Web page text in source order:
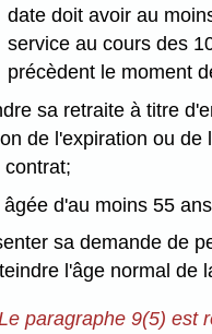
date doit avoir au
service au cours des
précèdent le moment
sa retraite à titre
de l'expiration ou de
contrat;
d'au moins 55
sa demande de
l'âge normal de
paragraphe 9(5) est